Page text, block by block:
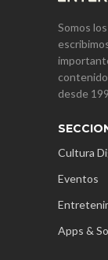
Somos
desde
Cultura
Eventos
Apps &